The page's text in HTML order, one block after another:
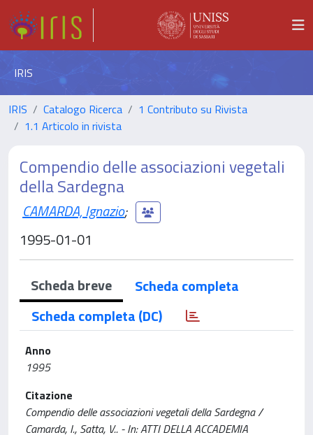
IRIS
IRIS Catalogo Ricerca
1 Contributo su Rivista
1.1 Articolo in rivista
Compendio delle associazioni vegetali
della Sardegna
CAMARDA, Ignazio;
1995-01-01
Scheda breve
Scheda completa
Scheda completa (DC)
Anno
1995
Citazione
Compendio delle associazioni vegetali della Sardegna /
Camarda, I., Satta, V.. - In: ATTI DELLA ACCADEMIA